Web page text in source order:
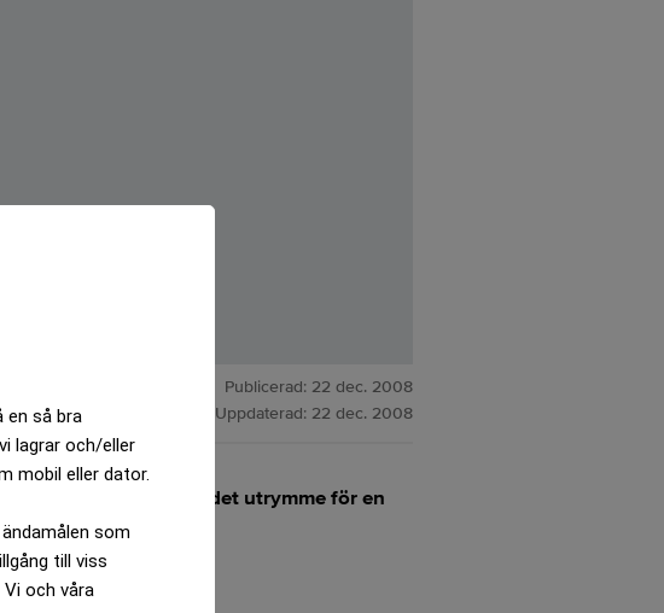
en så bra
lagrar och/eller
mobil eller dator.
som
till viss
och våra
Publicerad: 22 dec. 2008
Uppdaterad: 22 dec. 2008
Fortfarande finns det utrymme för en